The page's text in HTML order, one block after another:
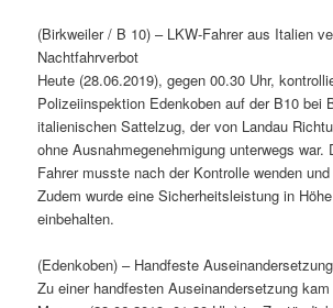
(Birkweiler / B 10) – LKW-Fahrer aus Italien
Nachtfahrverbot
Heute (28.06.2019), gegen 00.30 Uhr,
Polizeiinspektion Edenkoben auf der B10 bei
italienischen Sattelzug, der von Landau
ohne Ausnahmegenehmigung unterwegs war.
Fahrer musste nach der Kontrolle wenden
Zudem wurde eine Sicherheitsleistung in
einbehalten.
(Edenkoben) – Handfeste Auseinandersetzung
Zu einer handfesten Auseinandersetzung